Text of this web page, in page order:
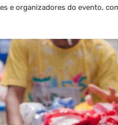
e organizadores do evento,